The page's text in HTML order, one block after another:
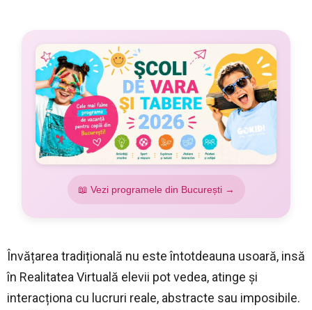
📖 Vezi programele din București →
Învățarea tradițională nu este întotdeauna usoară, insă
în Realitatea Virtuală elevii pot vedea, atinge și
interacționa cu lucruri reale, abstracte sau imposibile.